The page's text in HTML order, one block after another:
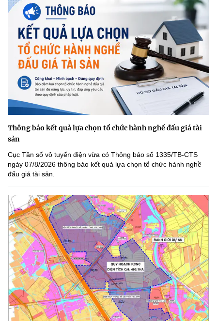
Thông báo kết quả lựa chọn tổ chức hành nghề đấu giá tài
sản
Cục Tần số vô tuyến điện vừa có Thông báo số 1335/TB-CTS
ngày 07/8/2026 thông báo kết quả lựa chọn tổ chức hành nghề
đấu giá tài sản.